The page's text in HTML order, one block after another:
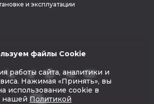
и эксплуатации
файлы Cookie
работы сайта, аналитики и
Нажимая «Принять», вы
использование cookie в
нашей Политикой